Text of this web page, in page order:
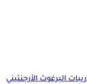
البرغوث الأرجنتيني